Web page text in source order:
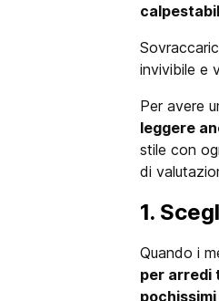
invivibile e
Per avere
leggere
stile con
di
1.
Quando i
per arredi